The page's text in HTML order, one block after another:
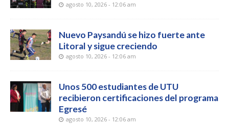
agosto 10, 2026 - 12:06 am
Nuevo Paysandú se hizo fuerte ante
Litoral y sigue creciendo
agosto 10, 2026 - 12:06 am
Unos 500 estudiantes de UTU
recibieron certificaciones del programa
Egresé
agosto 10, 2026 - 12:06 am